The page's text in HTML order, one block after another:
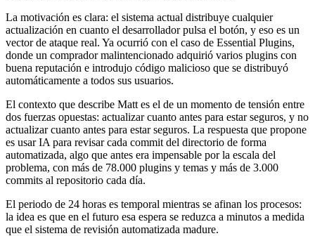
La motivación es clara: el sistema actual distribuye cualquier
actualización en cuanto el desarrollador pulsa el botón, y eso es un
vector de ataque real. Ya ocurrió con el caso de Essential Plugins,
donde un comprador malintencionado adquirió varios plugins con
buena reputación e introdujo código malicioso que se distribuyó
automáticamente a todos sus usuarios.
El contexto que describe Matt es el de un momento de tensión entre
dos fuerzas opuestas: actualizar cuanto antes para estar seguros, y no
actualizar cuanto antes para estar seguros. La respuesta que propone
es usar IA para revisar cada commit del directorio de forma
automatizada, algo que antes era impensable por la escala del
problema, con más de 78.000 plugins y temas y más de 3.000
commits al repositorio cada día.
El periodo de 24 horas es temporal mientras se afinan los procesos:
la idea es que en el futuro esa espera se reduzca a minutos a medida
que el sistema de revisión automatizada madure.